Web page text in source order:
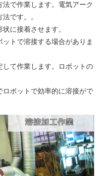
で作業します。電気アーク
です。。
に接着させます。
トで溶接する場合がありま
て作業します。ロボットの
ボットで効率的に溶接がで